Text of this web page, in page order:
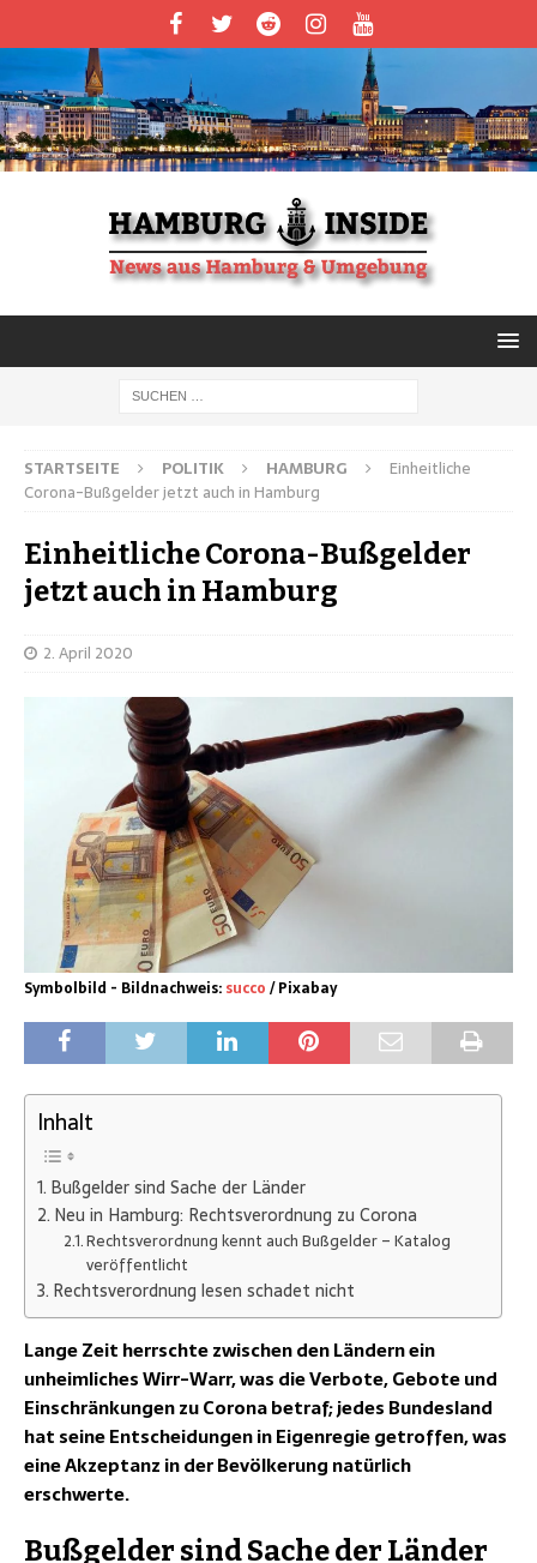
STARTSEITE POLITIK HAMBURG
Einheitliche
Corona-Bußgelder jetzt auch in Hamburg
Einheitliche Corona-Bußgelder
jetzt auch in Hamburg
2. April 2020
Symbolbild - Bildnachweis: succo / Pixabay
Inhalt
Bußgelder sind Sache der Länder
Neu in Hamburg: Rechtsverordnung zu Corona
Rechtsverordnung kennt auch Bußgelder – Katalog
veröffentlicht
Rechtsverordnung lesen schadet nicht
Lange Zeit herrschte zwischen den Ländern ein
unheimliches Wirr-Warr, was die Verbote, Gebote und
Einschränkungen zu Corona betraf; jedes Bundesland
hat seine Entscheidungen in Eigenregie getroffen, was
eine Akzeptanz in der Bevölkerung natürlich
erschwerte.
Bußgelder sind Sache der Länder